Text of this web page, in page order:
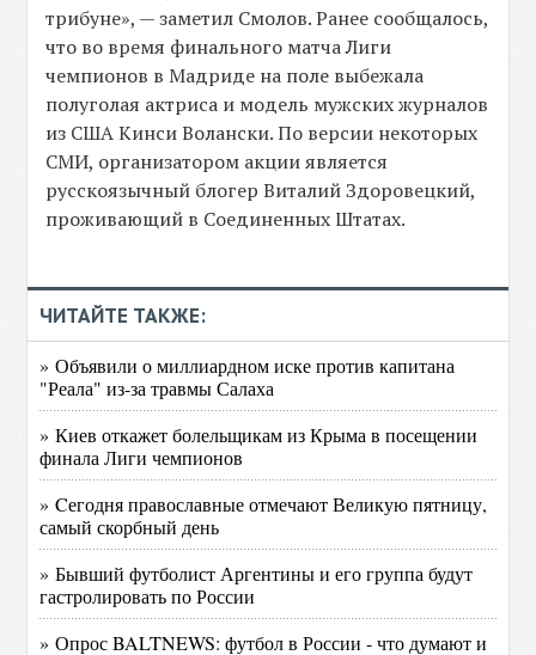
трибуне», — заметил Смолов. Ранее сообщалось,
что во время финального матча Лиги
чемпионов в Мадриде на поле выбежала
полуголая актриса и модель мужских журналов
из США Кинси Волански. По версии некоторых
СМИ, организатором акции является
русскоязычный блогер Виталий Здоровецкий,
проживающий в Соединенных Штатах.
ЧИТАЙТЕ ТАКЖЕ:
» Объявили о миллиардном иске против капитана
"Реала" из-за травмы Салаха
» Киев откажет болельщикам из Крыма в посещении
финала Лиги чемпионов
» Cегодня православные отмечают Великую пятницу,
самый скорбный день
» Бывший футболист Аргентины и его группа будут
гастролировать по России
» Опрос BALTNEWS: футбол в России - что думают и